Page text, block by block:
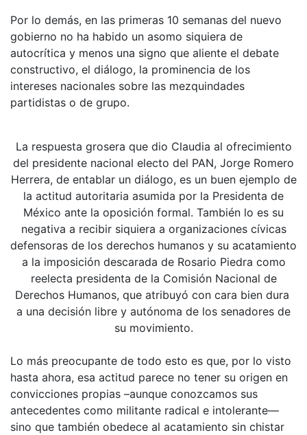
Por lo demás, en las primeras 10 semanas del nuevo
gobierno no ha habido un asomo siquiera de
autocrítica y menos una signo que aliente el debate
constructivo, el diálogo, la prominencia de los
intereses nacionales sobre las mezquindades
partidistas o de grupo.
La respuesta grosera que dio Claudia al ofrecimiento
del presidente nacional electo del PAN, Jorge Romero
Herrera, de entablar un diálogo, es un buen ejemplo de
la actitud autoritaria asumida por la Presidenta de
México ante la oposición formal. También lo es su
negativa a recibir siquiera a organizaciones cívicas
defensoras de los derechos humanos y su acatamiento
a la imposición descarada de Rosario Piedra como
reelecta presidenta de la Comisión Nacional de
Derechos Humanos, que atribuyó con cara bien dura
a una decisión libre y autónoma de los senadores de
su movimiento.
Lo más preocupante de todo esto es que, por lo visto
hasta ahora, esa actitud parece no tener su origen en
convicciones propias –aunque conozcamos sus
antecedentes como militante radical e intolerante—
sino que también obedece al acatamiento sin chistar